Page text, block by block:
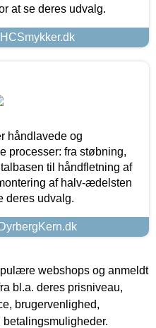
at se deres udvalg.
håndlavede og
processer: fra støbning,
til håndfletning af
af halv-ædelsten
deres udvalg.
webshops og anmeldt
bl.a. deres prisniveau,
brugervenlighed,
betalingsmuligheder.